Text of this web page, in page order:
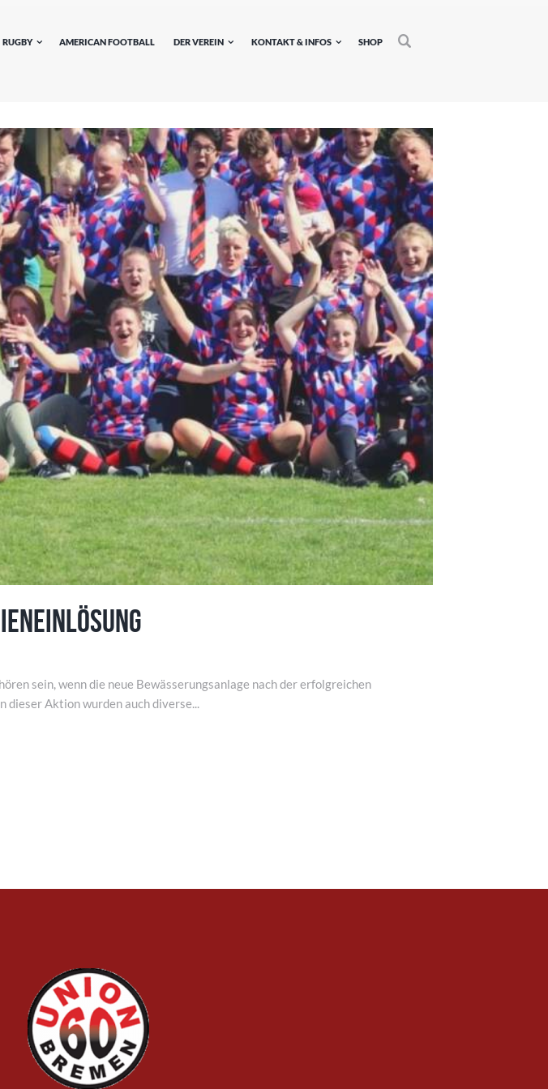
RUGBY AMERICAN FOOTBALL DER VEREIN KONTAKT & INFOS SHOP
sein, wenn die neue Bewässerungsanlage nach der erfolgreichen
dieser Aktion wurden auch diverse...